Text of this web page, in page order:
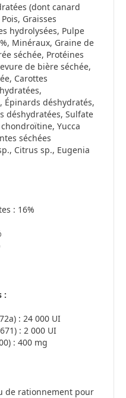
(dont canard
Graisses
hydrolysées, Pulpe
Minéraux, Graine de
séchée, Protéines
de bière séchée,
Carottes
Épinards déshydratés,
déshydratées, Sulfate
Yucca
séchées
Citrus sp., Eugenia
: 16%
:
: 24 000 UI
: 2 000 UI
: 400 mg
de rationnement pour